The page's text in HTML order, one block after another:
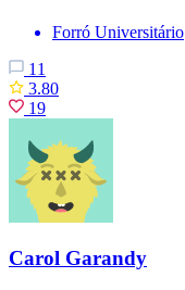
Forró Universitário
11
3.80
19
Carol Garandy